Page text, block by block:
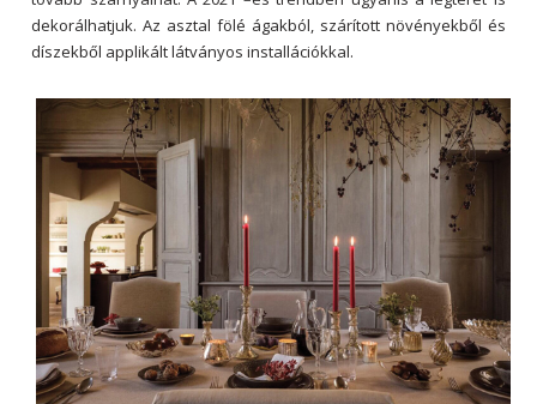
dekorálhatjuk. Az asztal fölé ágakból, szárított növényekből és
díszekből applikált látványos installációkkal.